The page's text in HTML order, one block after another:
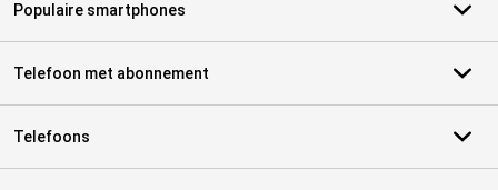
Populaire smartphones
Telefoon met abonnement
Telefoons